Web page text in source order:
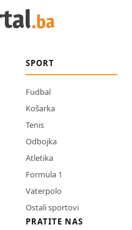
SPORT
Fudbal
Košarka
Tenis
Odbojka
Atletika
Formula 1
Vaterpolo
Ostali sportovi
PRATITE NAS